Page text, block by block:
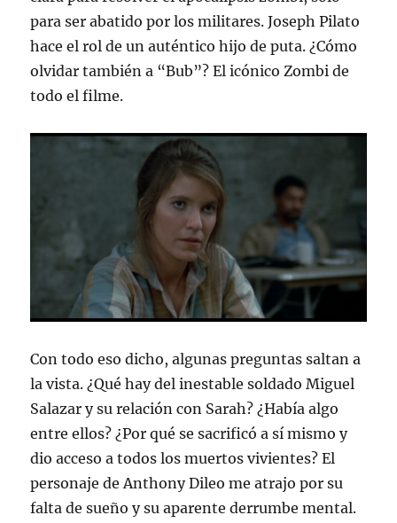
para ser abatido por los militares. Joseph Pilato
hace el rol de un auténtico hijo de puta. ¿Cómo
olvidar también a “Bub”? El icónico Zombi de
todo el filme.
Con todo eso dicho, algunas preguntas saltan a
la vista. ¿Qué hay del inestable soldado Miguel
Salazar y su relación con Sarah? ¿Había algo
entre ellos? ¿Por qué se sacrificó a sí mismo y
dio acceso a todos los muertos vivientes? El
personaje de Anthony Dileo me atrajo por su
falta de sueño y su aparente derrumbe mental.